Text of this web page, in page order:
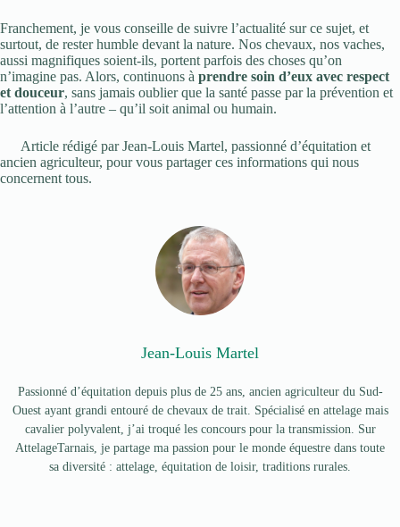
Franchement, je vous conseille de suivre l’actualité sur ce sujet, et
surtout, de rester humble devant la nature. Nos chevaux, nos vaches,
aussi magnifiques soient-ils, portent parfois des choses qu’on
n’imagine pas. Alors, continuons à prendre soin d’eux avec respect
et douceur, sans jamais oublier que la santé passe par la prévention et
l’attention à l’autre – qu’il soit animal ou humain.
Article rédigé par Jean-Louis Martel, passionné d’équitation et
ancien agriculteur, pour vous partager ces informations qui nous
concernent tous.
Jean-Louis Martel
Passionné d’équitation depuis plus de 25 ans, ancien agriculteur du Sud-
Ouest ayant grandi entouré de chevaux de trait. Spécialisé en attelage mais
cavalier polyvalent, j’ai troqué les concours pour la transmission. Sur
AttelageTarnais, je partage ma passion pour le monde équestre dans toute
sa diversité : attelage, équitation de loisir, traditions rurales.